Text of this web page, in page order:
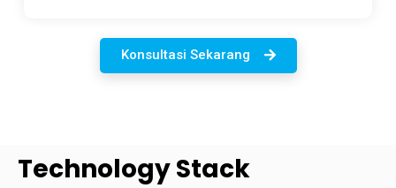
Konsultasi Sekarang
Technology Stack